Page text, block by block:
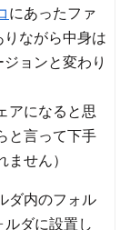
にあったファ
ながら中身は
ョンと変わり
アになると思
と言って下手
せん）
ダ内のフォル
ダに設置し